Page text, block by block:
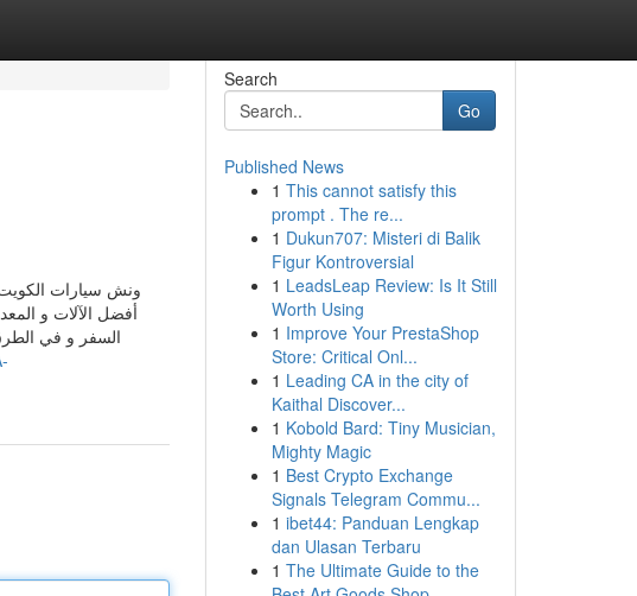
ونش سيارات
أفضل الآلات و
السفر و في
Search
Go
Published News
1 This cannot satisfy this
prompt . The re...
1 Dukun707: Misteri di Balik
Figur Kontroversial
1 LeadsLeap Review: Is It Still
Worth Using
1 Improve Your PrestaShop
Store: Critical Onl...
1 Leading CA in the city of
Kaithal Discover...
1 Kobold Bard: Tiny Musician,
Mighty Magic
1 Best Crypto Exchange
Signals Telegram Commu...
1 ibet44: Panduan Lengkap
dan Ulasan Terbaru
1 The Ultimate Guide to the